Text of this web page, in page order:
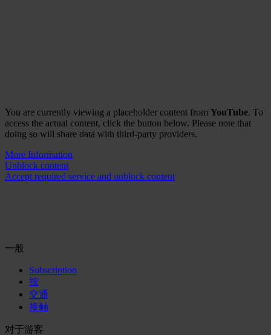
You are currently viewing a placeholder content from YouTube. To
access the actual content, click the button below. Please note that
doing so will share data with third-party providers.
More Information
Unblock content
Accept required service and unblock content
一般
Subscription
按
交通
接触
对于游客